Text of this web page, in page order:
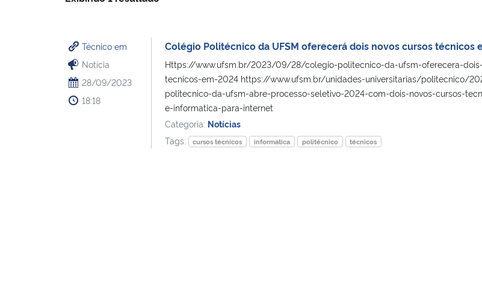
Técnico em
Notícia
28/09/2023
18:18
Colégio Politécnico da UFSM oferecerá dois novos cursos técnicos
Https://www.ufsm.br/2023/09/28/colegio-politecnico-da-ufsm-oferecera-
tecnicos-em-2024 https://www.ufsm.br/unidades-universitarias/politecnico/
politecnico-da-ufsm-abre-processo-seletivo-2024-com-dois-novos-cursos-
e-informatica-para-internet
Categoria: Notícias
Tags:
cursos técnicos informática politécnico técnicos